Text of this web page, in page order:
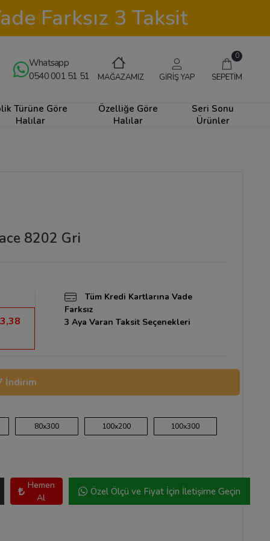
Farksız 3 Taksit
Whatsapp
0540 001 51 51
MAĞAZAMIZ GİRİŞ YAP
0
SEPETİM
Türüne Göre
Halılar
Özelliğe Göre
Halılar
Seri Sonu
Ürünler
8202 Gri
Tüm Kredi Kartlarına Vade
Farksız
3 Aya Varan Taksit Seçenekleri
İndirim
80x300 100x200 100x300
Hemen
Al
Özel Ölçü ve Fiyat İçin İletişime Geçin